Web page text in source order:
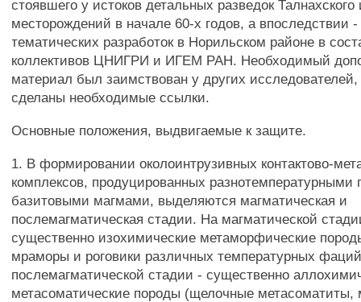
стоявшего у истоков детальных разведок Талнахского
месторождений в начале 60-х годов, а впоследствии
тематических разработок в Норильском районе в
коллективов ЦНИГРИ и ИГЕМ РАН. Необходимый
материал был заимствован у других исследователей,
сделаны необходимые ссылки.
Основные положения, выдвигаемые к защите.
1. В формировании околоинтрузивных контактово-
комплексов, продуцированных разнотемпературными
базитовыми магмами, выделяются магматическая и
послемагматическая стадии. На магматической
существенно изохимические метаморфические
мраморы и роговики различных температурных
послемагматической стадии - существенно
метасоматические породы (щелочные метасоматиты,